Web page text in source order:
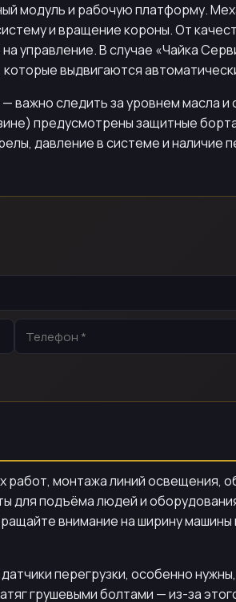
модуль и рабочую платформу.
и вращение короны. От
управление. В случае «Чайка
выдвигаются
следить за уровнем масла и
предусмотрены защитные
давление в системе и наличие
монтажа линий освещения,
для подъёма людей и
внимание на ширину
перегрузки, особенно
грушевыми болтами — из-за